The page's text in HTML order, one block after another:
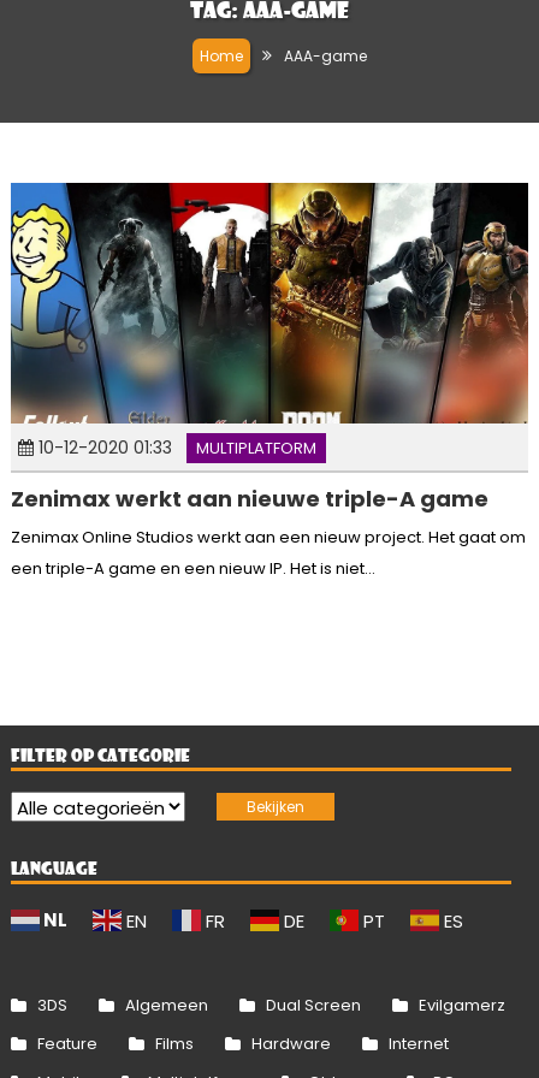
Tag: AAA-game
Home AAA-game
10-12-2020 01:33 MULTIPLATFORM
Zenimax werkt aan nieuwe triple-A game
Zenimax Online Studios werkt aan een nieuw project. Het gaat om
een triple-A game en een nieuw IP. Het is niet...
FILTER OP CATEGORIE
LANGUAGE
NL EN FR DE PT ES
3DS Algemeen Dual Screen
Evilgamerz
Feature
Films Hardware
Internet